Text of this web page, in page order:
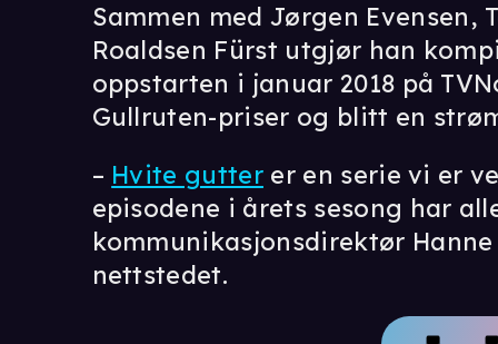
Sammen med Jørgen Evensen,
Roaldsen Fürst utgjør han
oppstarten i januar 2018 på
Gullruten-priser og blitt en
– Hvite gutterer en serie vi er
episodene i årets sesong har
kommunikasjonsdirektør
nettstedet.